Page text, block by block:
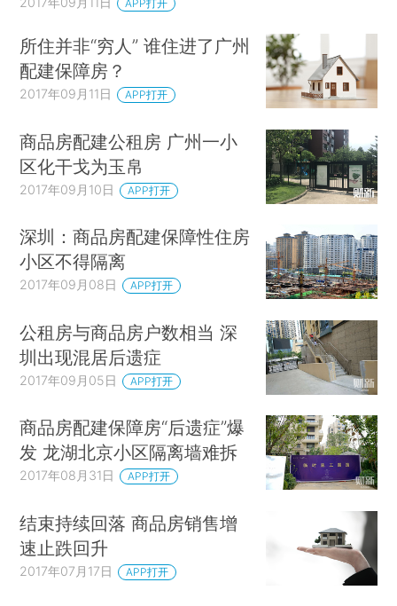
APP打开
所住并非“穷人” 谁住进了广州
配建保障房？
2017年09月11日 APP打开
商品房配建公租房 广州一小
区化干戈为玉帛
2017年09月10日 APP打开
深圳：商品房配建保障性住房
小区不得隔离
2017年09月08日 APP打开
公租房与商品房户数相当 深
圳出现混居后遗症
2017年09月05日 APP打开
商品房配建保障房“后遗症”爆
发 龙湖北京小区隔离墙难拆
2017年08月31日 APP打开
结束持续回落 商品房销售增
速止跌回升
2017年07月17日 APP打开